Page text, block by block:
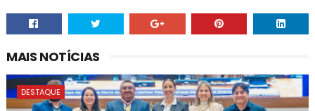
MAIS NOTÍCIAS
DESTAQUE